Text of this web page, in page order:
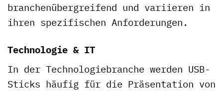
branchenübergreifend und variieren in
ihren spezifischen Anforderungen.
Technologie & IT
In der Technologiebranche werden USB-
Sticks häufig für die Präsentation von